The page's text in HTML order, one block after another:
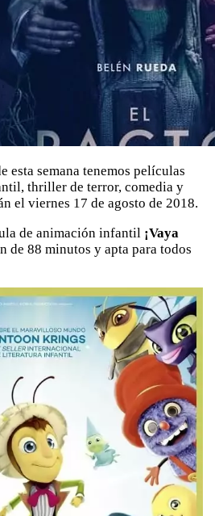
esta semana tenemos películas
thriller de terror, comedia y
el viernes 17 de agosto de 2018.
de animación infantil ¡Vaya
de 88 minutos y apta para todos